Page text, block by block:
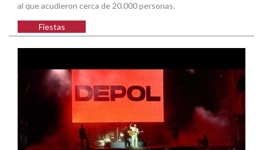
al que acudieron cerca de 20.000 personas.
Fiestas